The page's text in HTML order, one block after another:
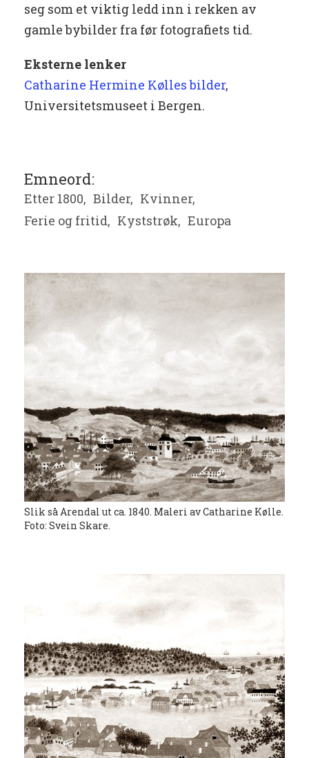
seg som et viktig ledd inn i rekken av
gamle bybilder fra før fotografiets tid.
Eksterne lenker
Catharine Hermine Kølles bilder,
Universitetsmuseet i Bergen.
Emneord:
Etter 1800, Bilder, Kvinner,
Ferie og fritid, Kyststrøk, Europa
Slik så Arendal ut ca. 1840. Maleri av Catharine Kølle.
Foto: Svein Skare.